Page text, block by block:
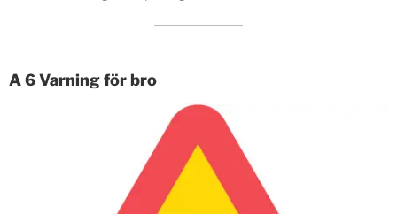
A 6 Varning för bro